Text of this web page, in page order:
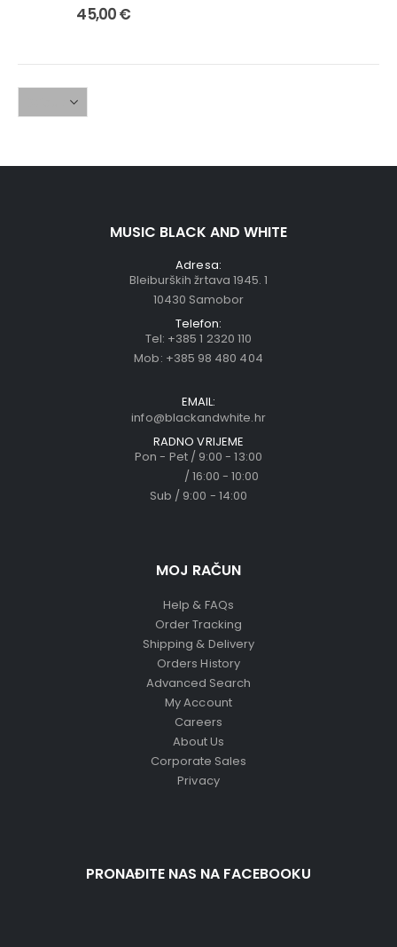
45,00€
MUSIC BLACK AND WHITE
Adresa:
Bleiburških žrtava 1945. 1
10430 Samobor
Telefon:
Tel: +385 1 2320 110
Mob: +385 98 480 404
EMAIL:
info@blackandwhite.hr
RADNO VRIJEME
Pon - Pet / 9:00 - 13:00
/ 16:00 - 10:00
Sub / 9:00 - 14:00
MOJ RAČUN
Help & FAQs
Order Tracking
Shipping & Delivery
Orders History
Advanced Search
My Account
Careers
About Us
Corporate Sales
Privacy
PRONAĐITE NAS NA FACEBOOKU